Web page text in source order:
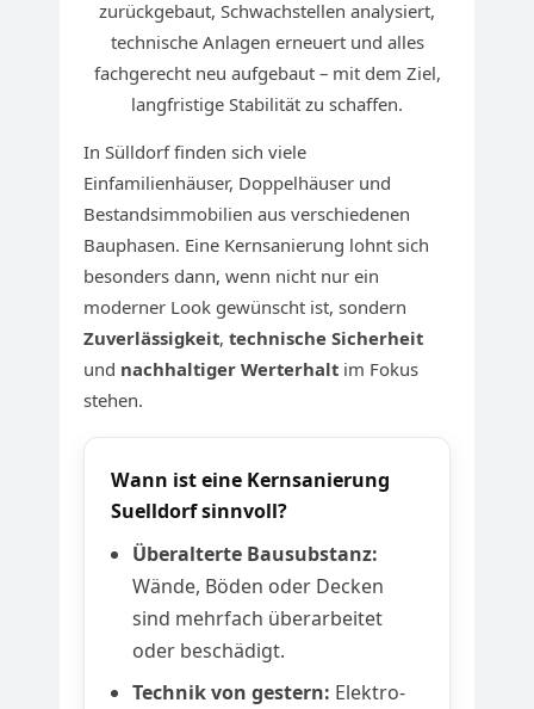
zurückgebaut, Schwachstellen analysiert,
technische Anlagen erneuert und alles
fachgerecht neu aufgebaut – mit dem Ziel,
langfristige Stabilität zu schaffen.
In Sülldorf finden sich viele
Einfamilienhäuser, Doppelhäuser und
Bestandsimmobilien aus verschiedenen
Bauphasen. Eine Kernsanierung lohnt sich
besonders dann, wenn nicht nur ein
moderner Look gewünscht ist, sondern
Zuverlässigkeit, technische Sicherheit
und nachhaltiger Werterhalt im Fokus
stehen.
Wann ist eine Kernsanierung
Suelldorf sinnvoll?
Überalterte Bausubstanz:
Wände, Böden oder Decken
sind mehrfach überarbeitet
oder beschädigt.
Technik von gestern: Elektro-